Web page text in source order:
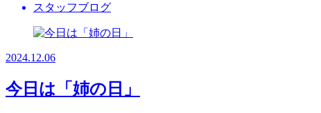
スタッフブログ
2024.12.06
今日は「姉の日」